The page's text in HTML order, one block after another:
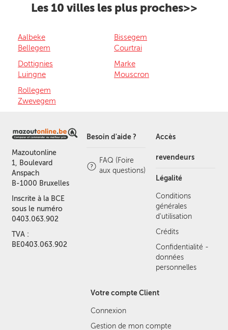
Les 10 villes les plus proches>>
Aalbeke
Bellegem
Bissegem
Courtrai
Dottignies
Luingne
Marke
Mouscron
Rollegem
Zwevegem
Mazoutonline
1, Boulevard
Anspach
B-1000 Bruxelles
Inscrite à la BCE
sous le numéro
0403.063.902
TVA :
BE0403.063.902
Besoin d'aide ?
FAQ (Foire
aux questions)
Accès
revendeurs
Légalité
Conditions
générales
d'utilisation
Crédits
Confidentialité -
données
personnelles
Votre compte Client
Connexion
Gestion de mon compte